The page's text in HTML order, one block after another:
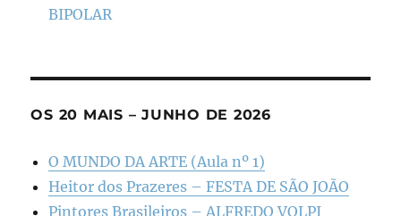
BIPOLAR
OS 20 MAIS – JUNHO DE 2026
O MUNDO DA ARTE (Aula nº 1)
Heitor dos Prazeres – FESTA DE SÃO JOÃO
Pintores Brasileiros – ALFREDO VOLPI